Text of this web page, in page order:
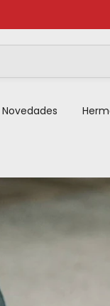
Novedades